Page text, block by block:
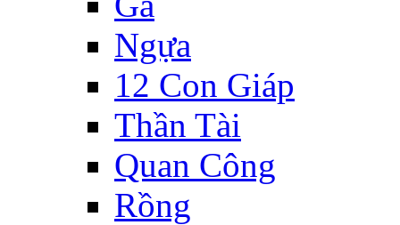
Ngựa
12 Con Giáp
Thần Tài
Quan Công
Rồng